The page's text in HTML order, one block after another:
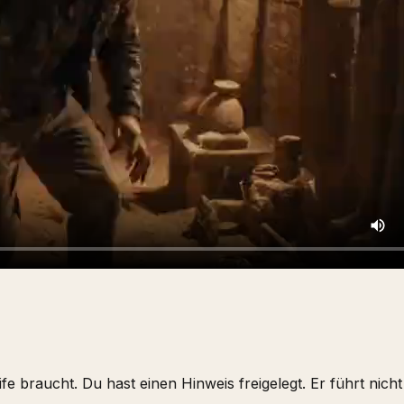
braucht. Du hast einen Hinweis freigelegt. Er führt